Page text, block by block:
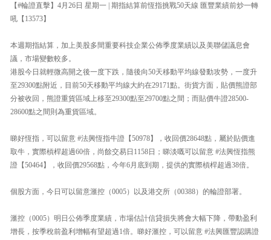
【#輪證直擊】4月26日 星期一 | 期指結算前恆指挑戰50天線 匯豐業績前炒一轉
吼【13573】
本週期指結算，加上美股多間重要科技企業公佈季度業績以及美聯儲議息會
議，市場變數較多。
港股今日就輕微高開之後一度下跌，隨後向50天移動平均線發動攻勢，一度升
至29300點附近，目前50天移動平均線大約在29171點。街貨方面，貼價熊證部
分被收回，熊證重貨區域上移至29300點至29700點之間；而貼價牛證28500-
28600點之間則為重貨區域。
睇好恆指，可以留意 #法興恆指牛證【50978】，收回價28648點，屬於貼價進
取牛，實際槓桿超過60倍，尚餘交易日1158日；睇淡嘅可以留意 #法興恆指熊
證【50464】，收回價29568點，今年6月底到期，提供的實際槓桿超過38倍。
個股方面，今日可以留意滙控（0005）以及港交所（00388）的輪證部署。
滙控（0005）明日公佈季度業績，市場估計信貸損失將會大幅下降，帶動盈利
增長，按季稅前盈利增幅有望超過1倍。睇好滙控，可以留意 #法興匯豐認購證